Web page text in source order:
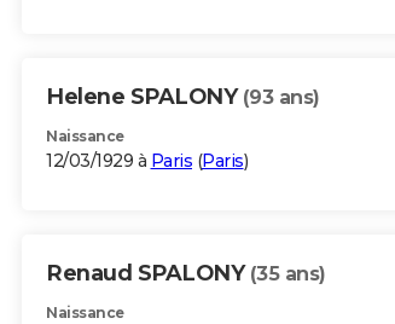
Helene SPALONY (93 ans)
Naissance
12/03/1929 à Paris (Paris)
Renaud SPALONY (35 ans)
Naissance